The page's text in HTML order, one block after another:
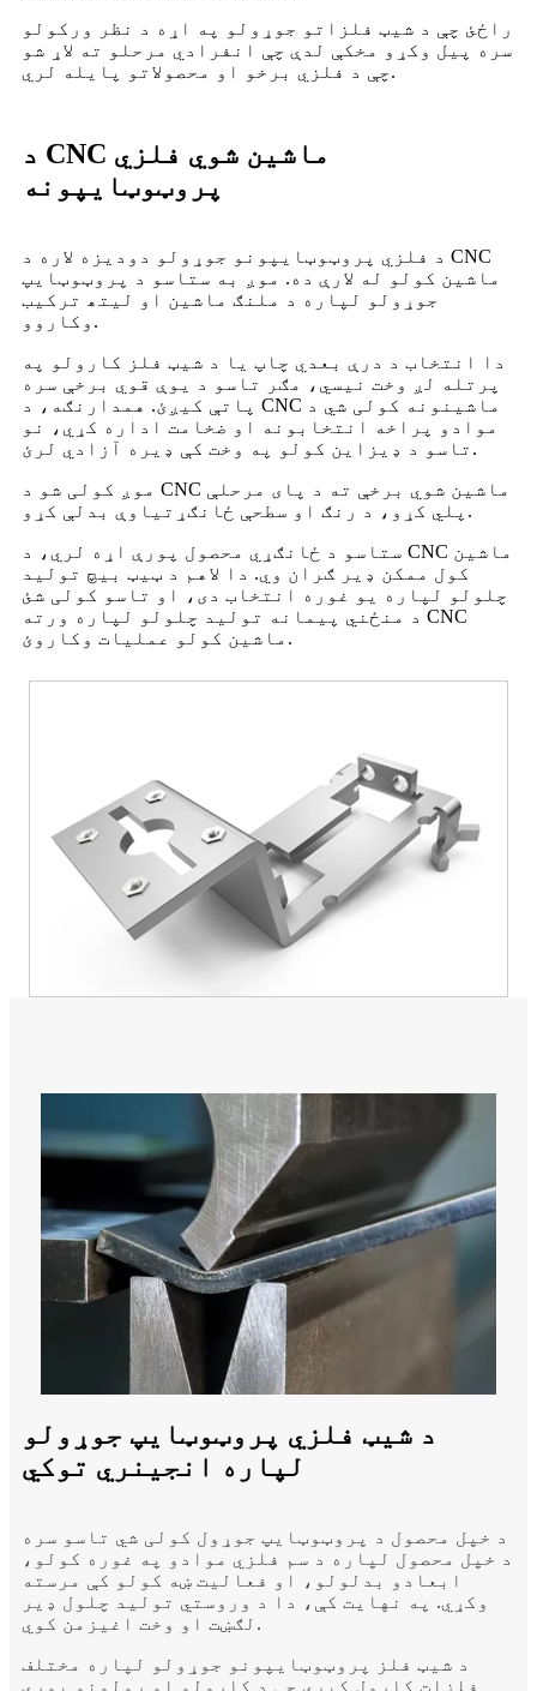
راځئ چې د شیټ فلزاتو جوړولو په اړه د نظر ورکولو
سره پیل وکړو مخکې لدې چې انفرادي مرحلو ته لاړ شو
چې د فلزي برخو او محصولاتو پایله لري.
د CNC ماشین شوي فلزي
پروټوټایپونه
د فلزي پروټوټایپونو جوړولو دودیزه لاره د CNC
ماشین کولو له لارې ده. موږ به ستاسو د پروټوټایپ
جوړولو لپاره د ملنګ ماشین او لیتھ ترکیب
وکاروو.
دا انتخاب د درې بعدي چاپ یا د شیټ فلز کارولو په
پرتله لږ وخت نیسي، مګر تاسو د یوې قوي برخې سره
پاتې کیږئ. همدارنګه، د CNC ماشینونه کولی شي د
موادو پراخه انتخابونه او ضخامت اداره کړي، نو
تاسو د ډیزاین کولو په وخت کې ډیره آزادي لرئ.
موږ کولی شو د CNC ماشین شوي برخې ته د پای مرحلې
پلي کړو، د رنګ او سطحې ځانګړتیاوې بدلې کړو.
ستاسو د ځانګړي محصول پورې اړه لري، د CNC ماشین
کول ممکن ډیر ګران وي. دا لاهم د ټیټ بیچ تولید
چلولو لپاره یو غوره انتخاب دی، او تاسو کولی شئ
د منځني پیمانه تولید چلولو لپاره ورته CNC
ماشین کولو عملیات وکاروئ.
د شیټ فلزي پروټوټایپ جوړولو
لپاره انجینري توکي
د خپل محصول د پروټوټایپ جوړول کولی شي تاسو سره
د خپل محصول لپاره د سم فلزي موادو په غوره کولو،
ابعادو بدلولو، او فعالیت ښه کولو کې مرسته
وکړي. په نهایت کې، دا د وروستي تولید چلول ډیر
لګښت او وخت اغیزمن کوي.
د شیټ فلز پروټوټایپونو جوړولو لپاره مختلف
فلزات کارول کیږي چې د کارولو او رولونو پورې